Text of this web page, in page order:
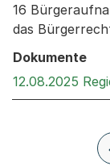
16
das
Dokumente
12.08.2025